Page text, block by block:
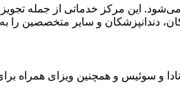
این مرکز خدماتی از جمله
دندانپزشکان و سایر متخصصین را
و سوئیس و همچنین ویزای همراه